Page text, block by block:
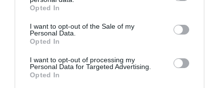
grant or deny consent to Google and its third-party tags to
use your data for below specified purposes in below Google
consent section.
Opted In
I want to opt-out of the Sale of my
Personal Data.
Opted In
I want to opt-out of processing my
Personal Data for Targeted Advertising.
Opted In
Ποιοι και γιατί θα πάρουν
διπλάσια σύνταξη τον Αύγουστο
Δείτε τι έκανε Δήμος της Εύβοιας
Όλες οι τελευταίες ειδήσεις